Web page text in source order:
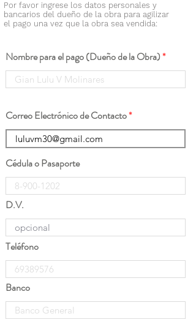
Por favor ingrese los datos personales y
bancarios del dueño de la obra para agilizar
el pago una vez que la obra sea vendida:
Nombre para el pago (Dueño de la Obra)
Correo Electrónico de Contacto
Cédula o Pasaporte
D.V.
Teléfono
Banco